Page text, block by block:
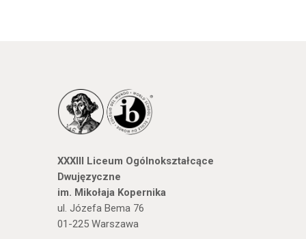
XXXIII Liceum Ogólnokształcące
Dwujęzyczne
im. Mikołaja Kopernika
ul. Józefa Bema 76
01-225 Warszawa